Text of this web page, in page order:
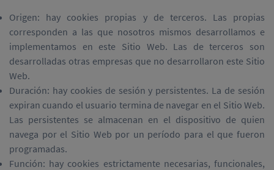
Origen: hay cookies propias y de terceros. Las propias
corresponden a las que nosotros mismos desarrollamos e
implementamos en este Sitio Web. Las de terceros son
desarrolladas otras empresas que no desarrollaron este Sitio
Web.
Duración: hay cookies de sesión y persistentes. La de sesión
expiran cuando el usuario termina de navegar en el Sitio Web.
Las persistentes se almacenan en el dispositivo de quien
navega por el Sitio Web por un período para el que fueron
programadas.
Función: hay cookies estrictamente necesarias, funcionales,